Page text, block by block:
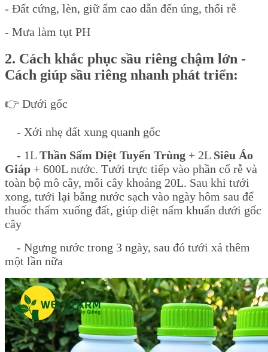
- Đất cứng, lèn, giữ ẩm cao dẫn đến úng, thối rễ
- Mưa làm tụt PH
2. Cách khắc phục sầu riêng chậm lớn -
Cách giúp sầu riêng nhanh phát triển:
👉 Dưới gốc
- Xới nhẹ đất xung quanh gốc
- 1L Thần Sấm Diệt Tuyến Trùng + 2L Siêu Áo
Giáp + 600L nước. Tưới trực tiếp vào phần cổ rễ và
toàn bộ mô cây, mỗi cây khoảng 20L. Sau khi tưới
xong, tưới lại bằng nước sạch vào ngày hôm sau để
thuốc thấm xuống đất, giúp diệt nấm khuẩn dưới gốc
cây
- Ngưng nước trong 3 ngày, sau đó tưới xả thêm
một lần nữa